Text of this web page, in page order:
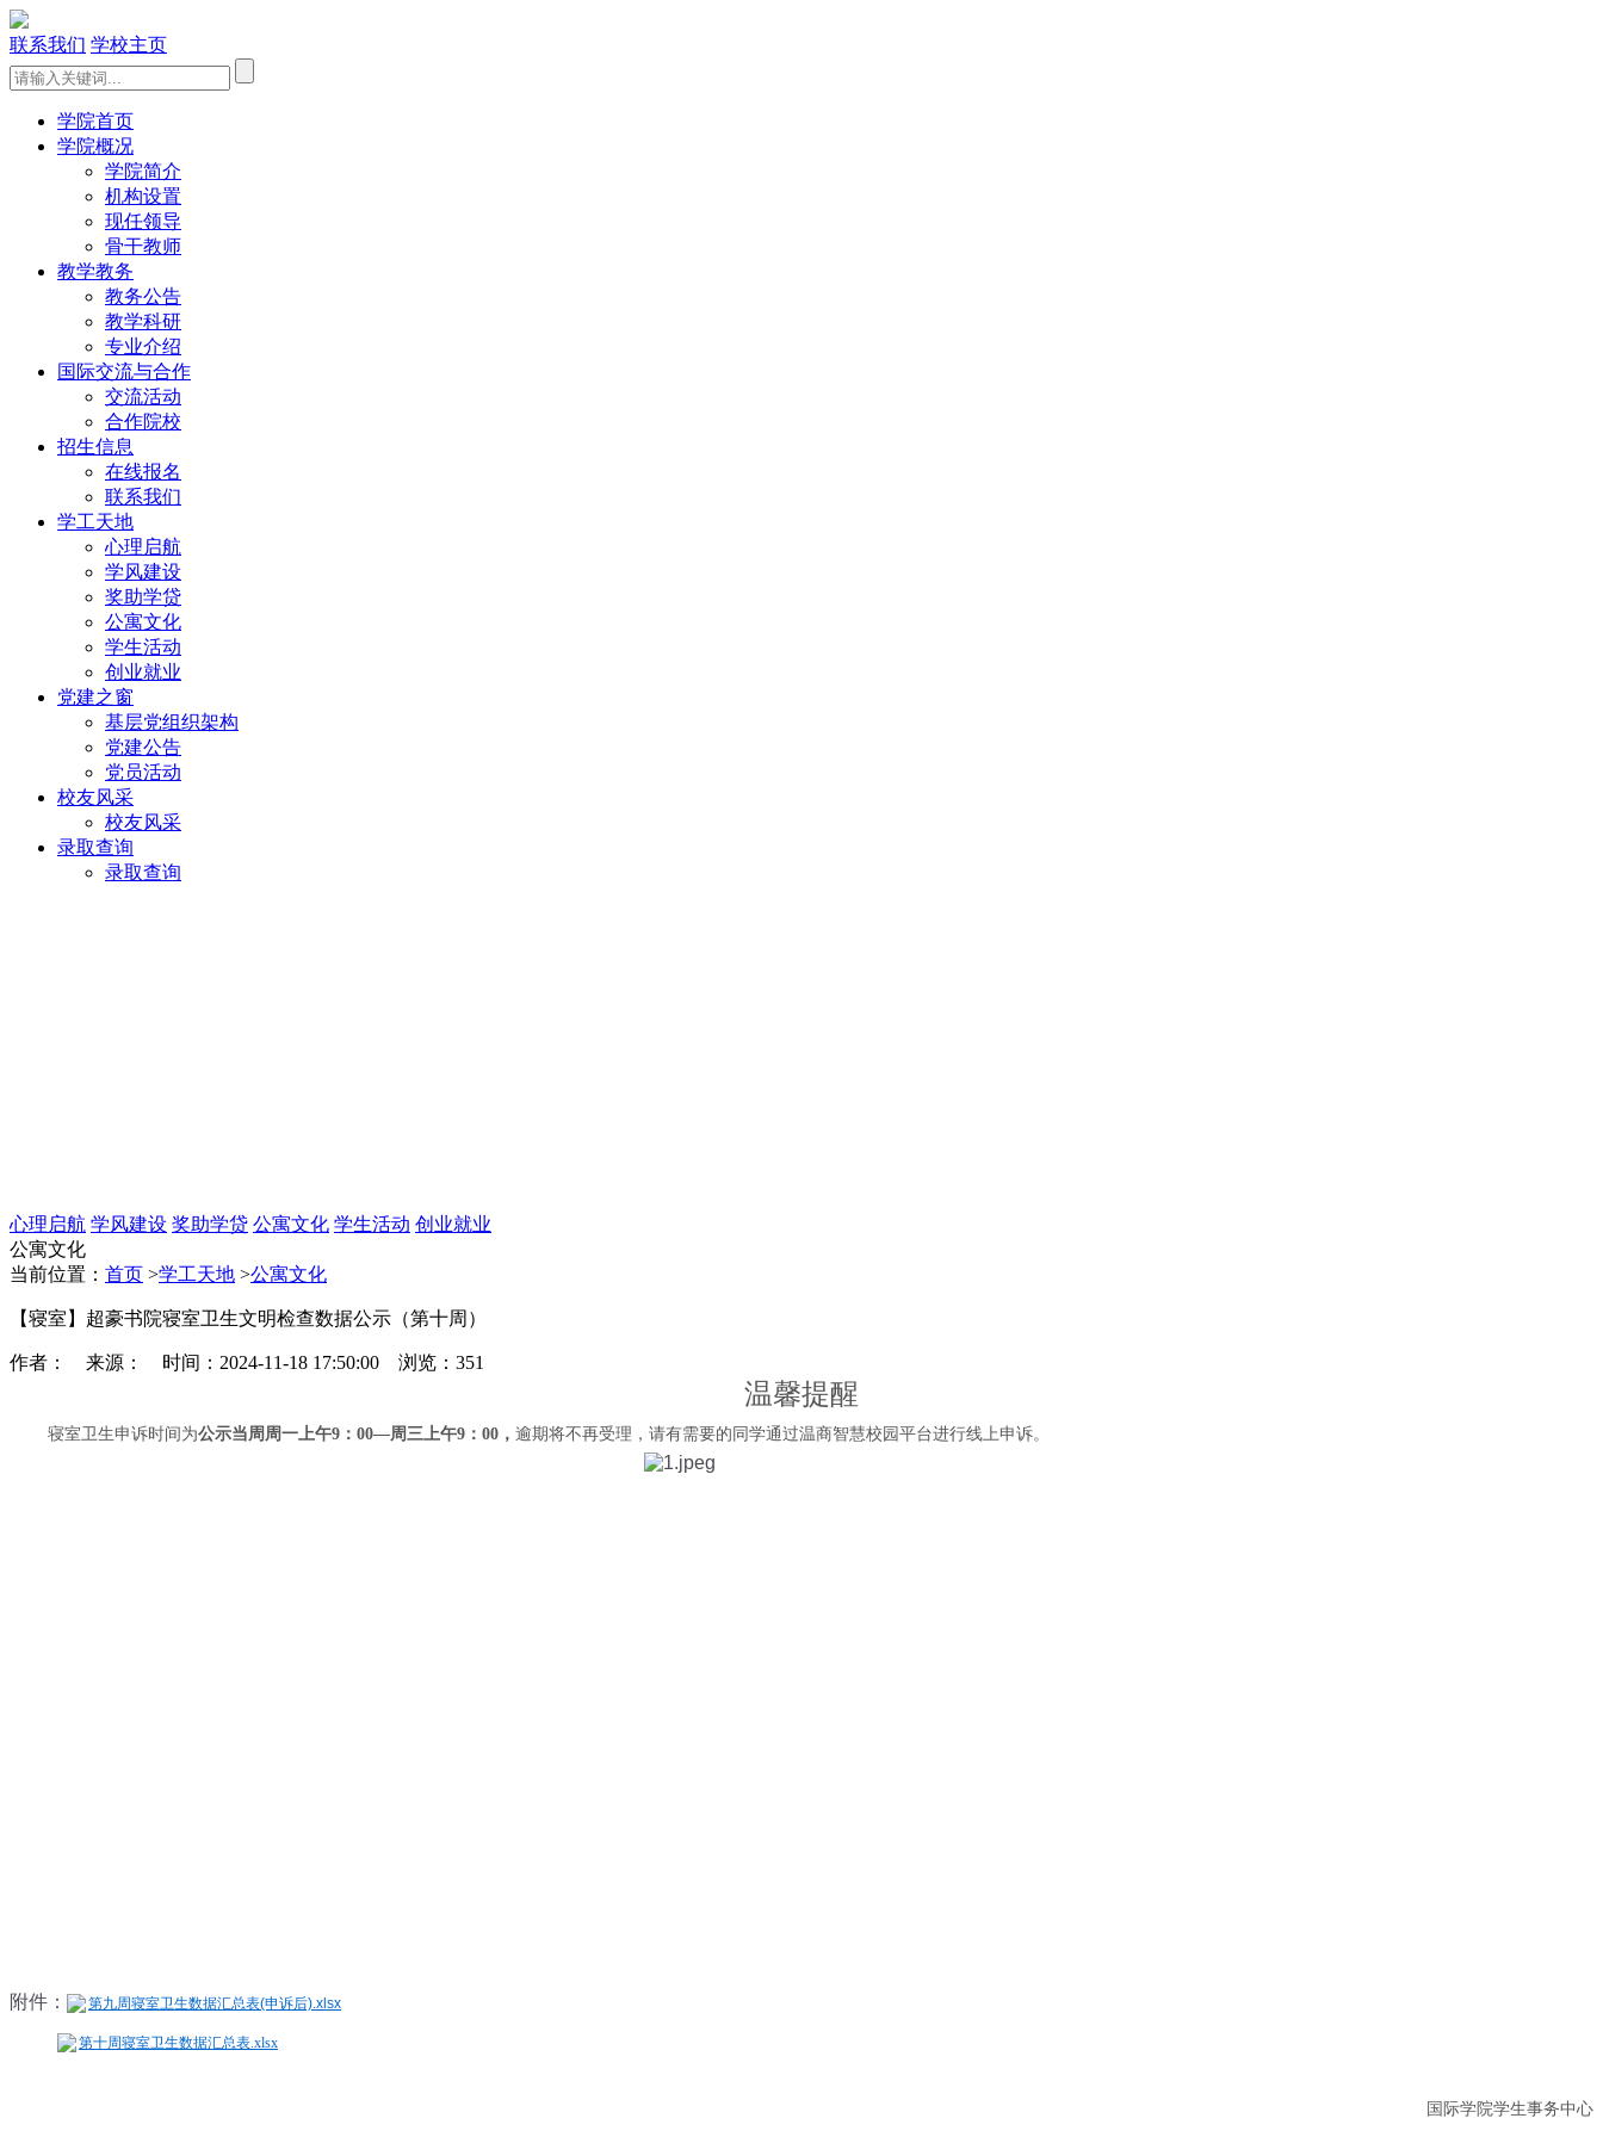
联系我们 学校主页
学院首页
学院概况
学院简介
机构设置
现任领导
骨干教师
教学教务
教务公告
教学科研
专业介绍
国际交流与合作
交流活动
合作院校
招生信息
在线报名
联系我们
学工天地
心理启航
学风建设
奖助学贷
公寓文化
学生活动
创业就业
党建之窗
基层党组织架构
党建公告
党员活动
校友风采
校友风采
录取查询
录取查询
心理启航 学风建设 奖助学贷 公寓文化 学生活动 创业就业
公寓文化
当前位置： 首页 >学工天地 >公寓文化
【寝室】超豪书院寝室卫生文明检查数据公示（第十周）
作者： 来源： 时间：2024-11-18 17:50:00 浏览： 351
温馨提醒
寝室卫生申诉时间为公示当周周一上午9：00—周三上午9：00， 逾期将不再受理，请有需要的同学通过温商智慧校园平台进行线上申诉。
附件： 第九周寝室卫生数据汇总表(申诉后).xlsx
第十周寝室卫生数据汇总表.xlsx
国际学院学生事务中心